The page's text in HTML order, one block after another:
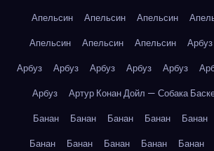
Апельсин
Апельсин Апельсин
Апельсин
Апельсин Апельсин Арбуз
Арбуз
Арбуз Арбуз Арбуз Арбуз
Арбуз
Артур Конан Дойл — Собака
Банан
Банан Банан Банан Банан
Банан
Банан Банан Банан Банан